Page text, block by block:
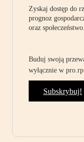
Zyskaj dostęp do
prognoz
oraz społeczeństwo.
Buduj swoją
wyłącznie w
Subskrybuj!